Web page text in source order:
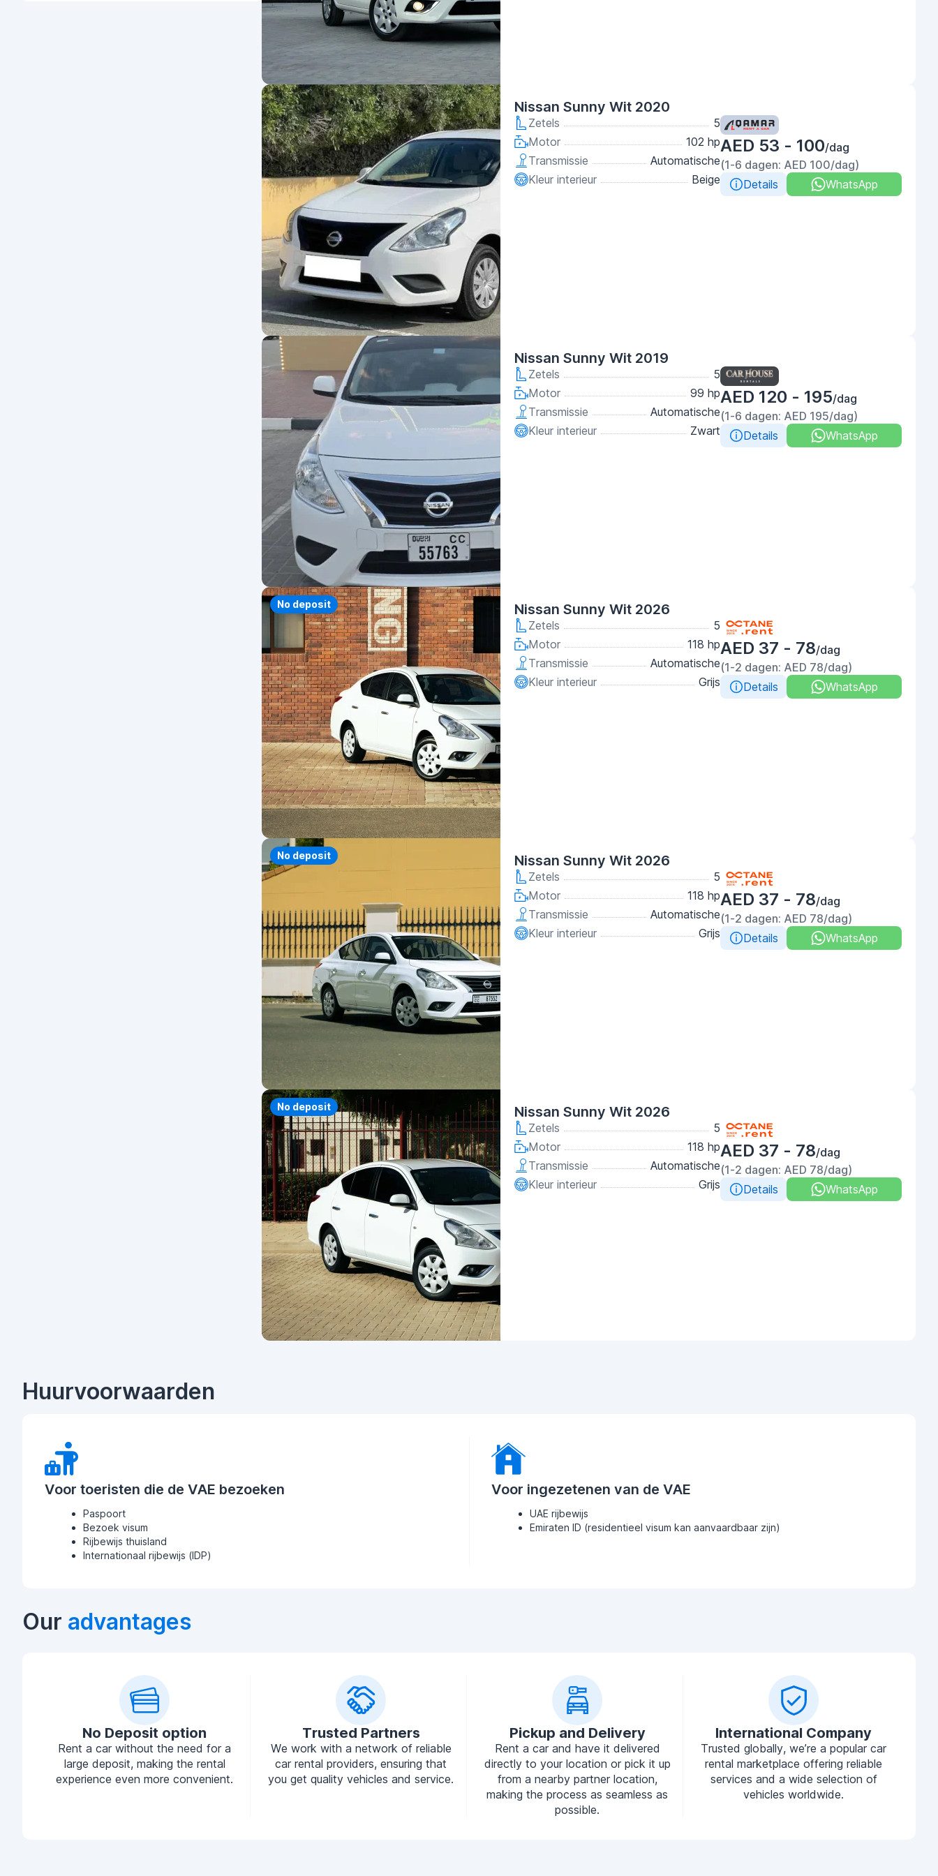
Nissan Sunny Wit 2020
Zetels
5
Motor
102 hp
Transmissie
Automatische
Kleur interieur
Beige
AED 53 - 100/dag
(1-6 dagen: AED 100/dag)
Details
WhatsApp
Nissan Sunny Wit 2019
Zetels
5
Motor
99 hp
Transmissie
Automatische
Kleur interieur
Zwart
AED 120 - 195/dag
(1-6 dagen: AED 195/dag)
Details
WhatsApp
No deposit Nissan Sunny Wit 2026
Zetels
5
Motor
118 hp
Transmissie
Automatische
Kleur interieur
Grijs
AED 37 - 78/dag
(1-2 dagen: AED 78/dag)
Details
WhatsApp
No deposit Nissan Sunny Wit 2026
Zetels
5
Motor
118 hp
Transmissie
Automatische
Kleur interieur
Grijs
AED 37 - 78/dag
(1-2 dagen: AED 78/dag)
Details
WhatsApp
No deposit Nissan Sunny Wit 2026
Zetels
5
Motor
118 hp
Transmissie
Automatische
Kleur interieur
Grijs
AED 37 - 78/dag
(1-2 dagen: AED 78/dag)
Details
WhatsApp
Huurvoorwaarden
Voor toeristen die de VAE bezoeken
Paspoort
Bezoek visum
Rijbewijs thuisland
Internationaal rijbewijs (IDP)
Voor ingezetenen van de VAE
UAE rijbewijs
Emiraten ID (residentieel visum kan aanvaardbaar zijn)
Our advantages
No Deposit option
Rent a car without the need for a
large deposit, making the rental
experience even more convenient.
Trusted Partners
We work with a network of reliable
car rental providers, ensuring that
you get quality vehicles and service.
Pickup and Delivery
Rent a car and have it delivered
directly to your location or pick it up
from a nearby partner location,
making the process as seamless as
possible.
International Company
Trusted globally, we’re a popular car
rental marketplace offering reliable
services and a wide selection of
vehicles worldwide.